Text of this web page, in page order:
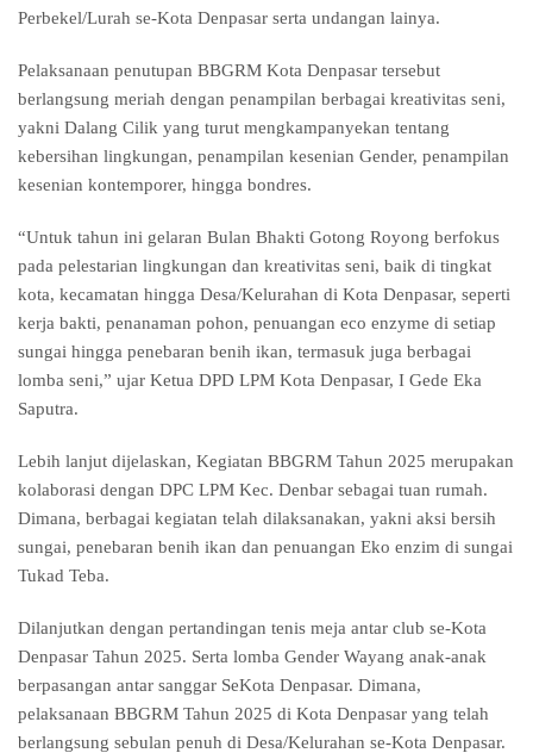
Perbekel/Lurah se-Kota Denpasar serta undangan lainya.
Pelaksanaan penutupan BBGRM Kota Denpasar tersebut
berlangsung meriah dengan penampilan berbagai kreativitas seni,
yakni Dalang Cilik yang turut mengkampanyekan tentang
kebersihan lingkungan, penampilan kesenian Gender, penampilan
kesenian kontemporer, hingga bondres.
“Untuk tahun ini gelaran Bulan Bhakti Gotong Royong berfokus
pada pelestarian lingkungan dan kreativitas seni, baik di tingkat
kota, kecamatan hingga Desa/Kelurahan di Kota Denpasar, seperti
kerja bakti, penanaman pohon, penuangan eco enzyme di setiap
sungai hingga penebaran benih ikan, termasuk juga berbagai
lomba seni,” ujar Ketua DPD LPM Kota Denpasar, I Gede Eka
Saputra.
Lebih lanjut dijelaskan, Kegiatan BBGRM Tahun 2025 merupakan
kolaborasi dengan DPC LPM Kec. Denbar sebagai tuan rumah.
Dimana, berbagai kegiatan telah dilaksanakan, yakni aksi bersih
sungai, penebaran benih ikan dan penuangan Eko enzim di sungai
Tukad Teba.
Dilanjutkan dengan pertandingan tenis meja antar club se-Kota
Denpasar Tahun 2025. Serta lomba Gender Wayang anak-anak
berpasangan antar sanggar SeKota Denpasar. Dimana,
pelaksanaan BBGRM Tahun 2025 di Kota Denpasar yang telah
berlangsung sebulan penuh di Desa/Kelurahan se-Kota Denpasar.